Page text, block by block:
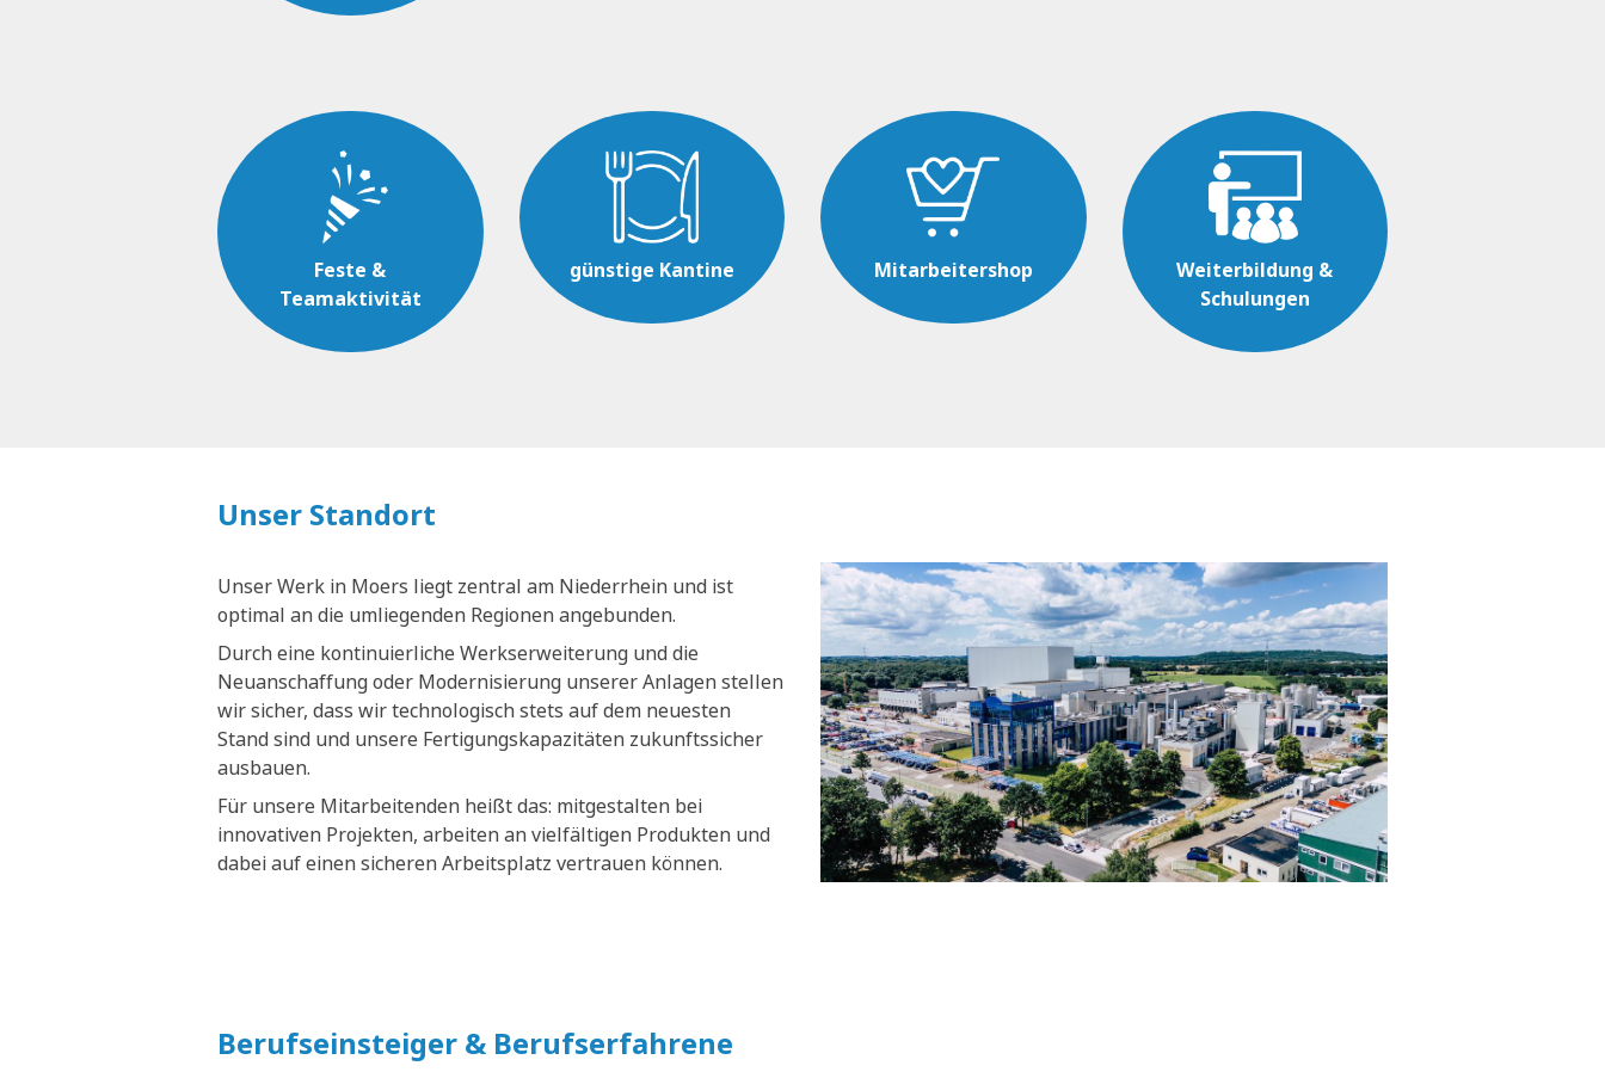
Feste &
Teamaktivität
günstige Kantine Mitarbeitershop
Weiterbildung &
Schulungen
Unser Standort
Unser Werk in Moers liegt zentral am Niederrhein und ist
optimal an die umliegenden Regionen angebunden.
Durch eine kontinuierliche Werkserweiterung und die
Neuanschaffung oder Modernisierung unserer Anlagen stellen
wir sicher, dass wir technologisch stets auf dem neuesten
Stand sind und unsere Fertigungskapazitäten zukunftssicher
ausbauen.
Für unsere Mitarbeitenden heißt das: mitgestalten bei
innovativen Projekten, arbeiten an vielfältigen Produkten und
dabei auf einen sicheren Arbeitsplatz vertrauen können.
Berufseinsteiger & Berufserfahrene